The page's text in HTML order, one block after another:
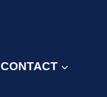
CONTACT